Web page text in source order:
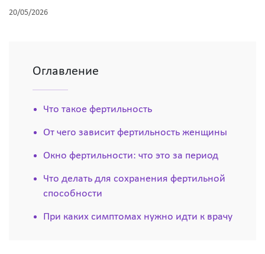
20/05/2026
Оглавление
Что такое фертильность
От чего зависит фертильность женщины
Окно фертильности: что это за период
Что делать для сохранения фертильной
способности
При каких симптомах нужно идти к врачу